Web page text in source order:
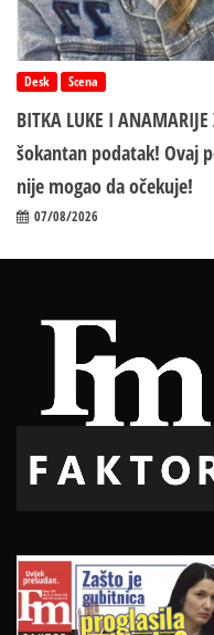
Desk Scena
BITKA LUKE I
šokantan podatak! Ovaj
nije mogao da očekuje!
07/08/2026